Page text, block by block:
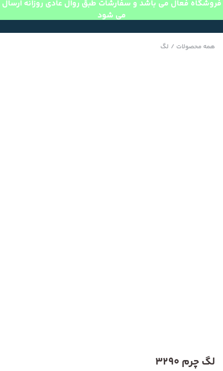
فروشگاه فعال می باشد و سفارشات طبق روال عادی روزانه ارسال
می شود
همه محصولات / لگ
لگ چرم 3290